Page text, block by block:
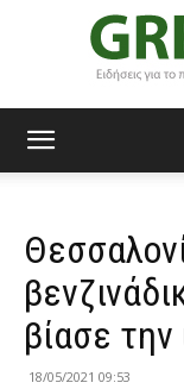
βίασε
18/05/2021 09:53